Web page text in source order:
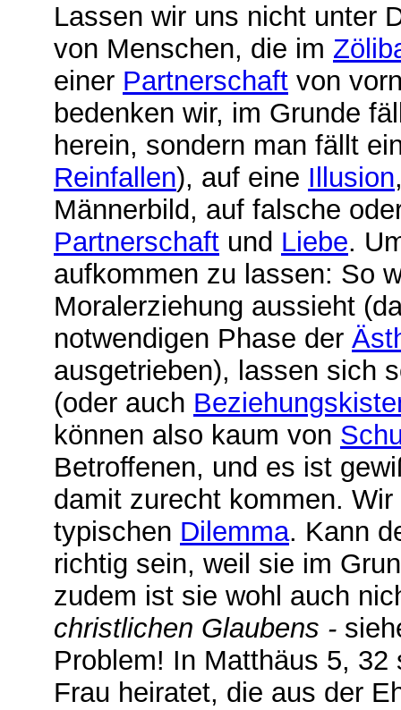
Lassen wir uns nicht unter
von Menschen, die im
einer Partnerschaft von
bedenken wir, im Grunde
herein, sondern man fällt
Reinfallen), auf eine Illusion
Männerbild, auf falsche
Partnerschaft und Liebe.
aufkommen zu lassen: So
Moralerziehung aussieht
notwendigen Phase der
ausgetrieben), lassen sich
(oder auch
können also kaum von
Betroffenen, und es ist
damit zurecht kommen.
typischen Dilemma. Kann
richtig sein, weil sie im
zudem ist sie wohl auch
christlichen Glaubens -
Problem! In Matthäus 5,
Frau heiratet, die aus der